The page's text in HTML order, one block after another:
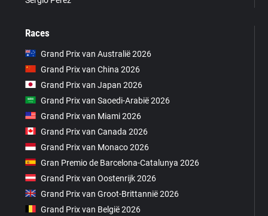
Races
Grand Prix van Australië 2026
Grand Prix van China 2026
Grand Prix van Japan 2026
Grand Prix van Saoedi-Arabië 2026
Grand Prix van Miami 2026
Grand Prix van Canada 2026
Grand Prix van Monaco 2026
Gran Premio de Barcelona-Catalunya 2026
Grand Prix van Oostenrijk 2026
Grand Prix van Groot-Brittannië 2026
Grand Prix van België 2026